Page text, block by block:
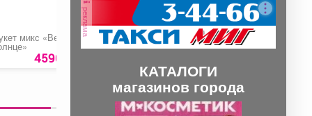
микс «Весеннее
4590 руб.
Связка из воздушных
шаров
Букет из
тюльпанов
реклама
КАТАЛОГИ
магазинов города